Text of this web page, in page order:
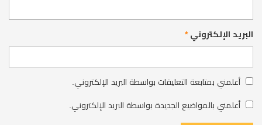
البريد الإلكتروني*
أعلمني بمتابعة التعليقات بواسطة البريد الإلكتروني.
أعلمني بالمواضيع الجديدة بواسطة البريد الإلكتروني.